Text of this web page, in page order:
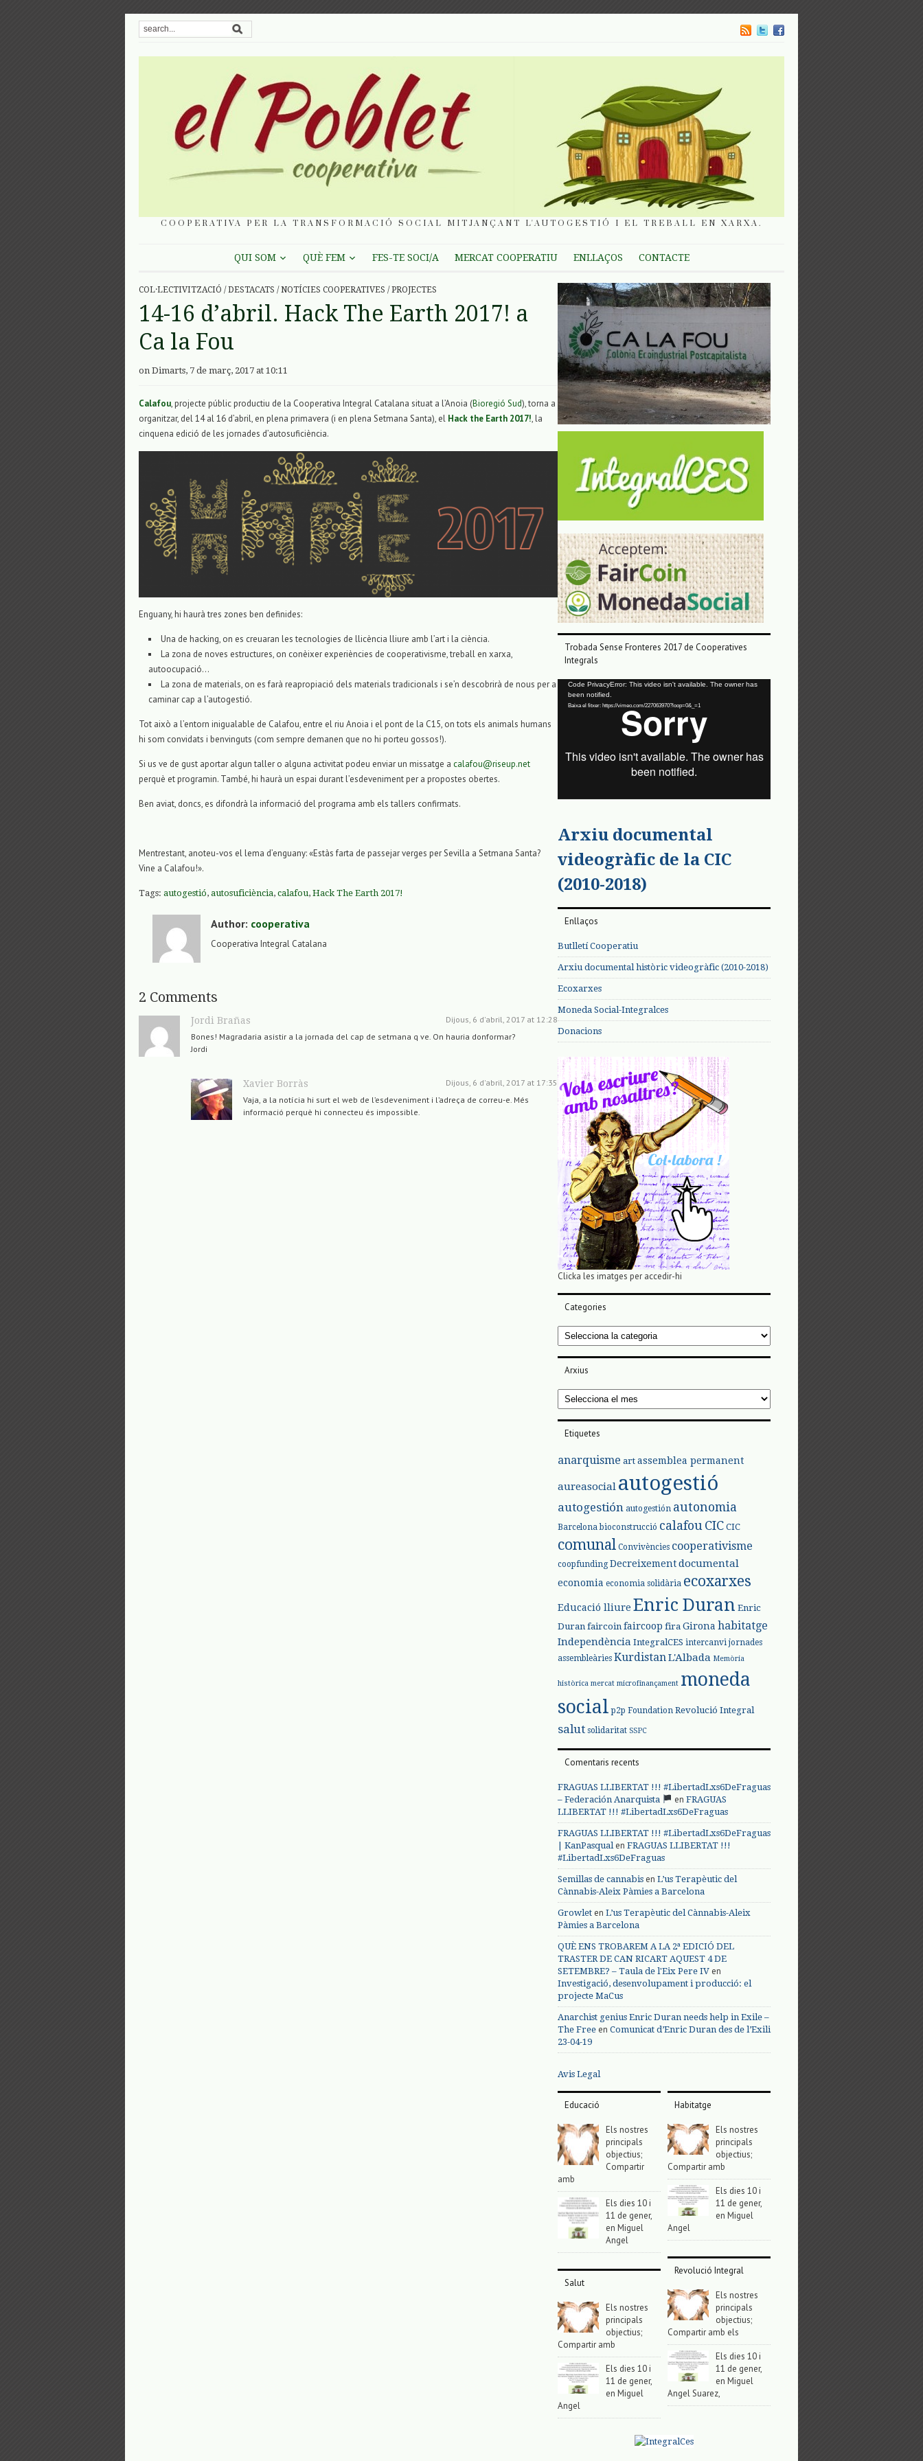
COOPERATIVA PER LA TRANSFORMACIÓ SOCIAL MITJANÇANT L'AUTOGESTIÓ I EL TREBALL EN XARXA.
QUI SOM QUÈ FEM FES-TE SOCI/A MERCAT COOPERATIU ENLLAÇOS CONTACTE
COL·LECTIVITZACIÓ / DESTACATS / NOTÍCIES COOPERATIVES / PROJECTES
14-16 d’abril. Hack The Earth 2017! a
Ca la Fou
on Dimarts, 7 de març, 2017 at 10:11
Calafou, projecte públic productiu de la Cooperativa Integral Catalana situat a l’Anoia (Bioregió Sud), torna a
organitzar, del 14 al 16 d’abril, en plena primavera (i en plena Setmana Santa), el Hack the Earth 2017!, la
cinquena edició de les jornades d’autosuficiència.
Enguany, hi haurà tres zones ben definides:
Una de hacking, on es creuaran les tecnologies de llicència lliure amb l’art i la ciència.
La zona de noves estructures, on conèixer experiències de cooperativisme, treball en xarxa,
autoocupació…
La zona de materials, on es farà reapropiació dels materials tradicionals i se’n descobrirà de nous per a
caminar cap a l’autogestió.
Tot això a l’entorn inigualable de Calafou, entre el riu Anoia i el pont de la C15, on tots els animals humans
hi som convidats i benvinguts (com sempre demanen que no hi porteu gossos!).
Si us ve de gust aportar algun taller o alguna activitat podeu enviar un missatge a calafou@riseup.net
perquè et programin. També, hi haurà un espai durant l’esdeveniment per a propostes obertes.
Ben aviat, doncs, es difondrà la informació del programa amb els tallers confirmats.
Mentrestant, anoteu-vos el lema d’enguany: «Estàs farta de passejar verges per Sevilla a Setmana Santa?
Vine a Calafou!».
Tags: autogestió, autosuficiència, calafou, Hack The Earth 2017!
Author: cooperativa
Cooperativa Integral Catalana
2 Comments
Jordi Brañas
Dijous, 6 d'abril, 2017 at 12:28
Bones! Magradaria asistir a la jornada del cap de setmana q ve. On hauria donformar?
Jordi
Xavier Borràs
Dijous, 6 d'abril, 2017 at 17:35
Vaja, a la notícia hi surt el web de l’esdeveniment i l’adreça de correu-e. Més
informació perquè hi connecteu és impossible.
Trobada Sense Fronteres 2017 de Cooperatives
Integrals
Reproductor
vídeo
Code PrivacyError: This video isn't available. The owner has
been notified.
Baixa el fitxer: https://vimeo.com/227063970?loop=0&_=1
Arxiu documental
videogràfic de la CIC
(2010-2018)
Enllaços
Butlletí Cooperatiu
Arxiu documental històric videogràfic (2010-2018)
Ecoxarxes
Moneda Social-Integralces
Donacions
Clicka les imatges per accedir-hi
Categories
Categories
Arxius
Arxius
Etiquetes
anarquisme art assemblea permanent
aureasocial autogestió
autogestión autogestión autonomia
Barcelona bioconstrucció calafou CIC CIC
comunal Convivències cooperativisme
coopfunding Decreixementdocumental
economia economia solidària ecoxarxes
Educació lliure Enric Duran Enric
Duran faircoin faircoop fira Girona habitatge
Independència IntegralCES intercanvi jornades
assembleàries Kurdistan L'Albada Memòria
històrica mercat microfinançament moneda
social p2p Foundation Revolució Integral
salut solidaritat SSPC
Comentaris recents
FRAGUAS LLIBERTAT !!! #LibertadLxs6DeFraguas
– Federación Anarquista
en FRAGUAS
LLIBERTAT !!! #LibertadLxs6DeFraguas
FRAGUAS LLIBERTAT !!! #LibertadLxs6DeFraguas
| KanPasqualen FRAGUAS LLIBERTAT !!!
#LibertadLxs6DeFraguas
Semillas de cannabis en L’us Terapèutic del
Cànnabis-Aleix Pàmies a Barcelona
Growlet en L’us Terapèutic del Cànnabis-Aleix
Pàmies a Barcelona
QUÈ ENS TROBAREM A LA 2ª EDICIÓ DEL
TRASTER DE CAN RICART AQUEST 4 DE
SETEMBRE? – Taula de l'Eix Pere IV en
Investigació, desenvolupament i producció: el
projecte MaCus
Anarchist genius Enric Duran needs help in Exile –
The Free en Comunicat d’Enric Duran des de l’Exili
23-04-19
Avis Legal
Educació
Els nostres
principals
objectius;
Compartir
amb
Els dies 10 i
11 de gener,
en Miguel
Angel
Salut
Els nostres
principals
objectius;
Compartir amb
Els dies 10 i
11 de gener,
en Miguel
Angel
Habitatge
Els nostres
principals
objectius;
Compartir amb
Els dies 10 i
11 de gener,
en Miguel
Angel
Revolució Integral
Els nostres
principals
objectius;
Compartir amb els
Els dies 10 i
11 de gener,
en Miguel
Angel Suarez,